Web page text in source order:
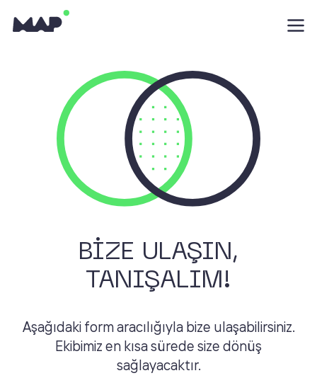
BİZE ULAŞIN,
TANIŞALIM!
Aşağıdaki form aracılığıyla bize ulaşabilirsiniz.
Ekibimiz en kısa sürede size dönüş
sağlayacaktır.